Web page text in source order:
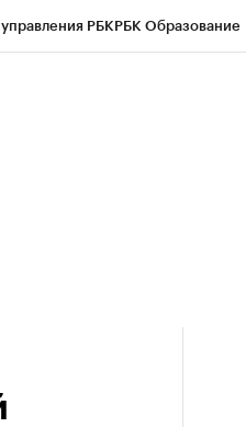
РБКРБК Образование